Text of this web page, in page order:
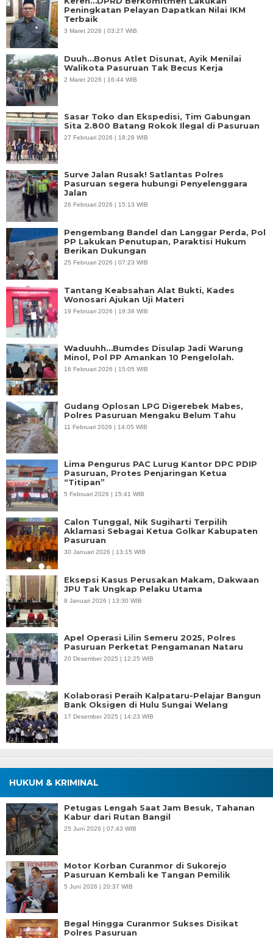
Peningkatan Pelayan Dapatkan Nilai IKM
Terbaik
3 Maret 2026 | 03:27 WIB
Duuh…Bonus Atlet Disunat, Ayik Menilai
Walikota Pasuruan Tak Becus Kerja
2 Maret 2026 | 16:44 WIB
Sasar Toko dan Ekspedisi, Tim Gabungan
Sita 2.800 Batang Rokok Ilegal di Pasuruan
27 Februari 2026 | 18:28 WIB
Surve Jalan Rusak! Satlantas Polres
Pasuruan segera hubungi Penyelenggara
Jalan
26 Februari 2026 | 15:13 WIB
Pengembang Bandel dan Langgar Perda, Pol
PP Lakukan Penutupan, Paraktisi Hukum
Berikan Dukungan
25 Februari 2026 | 07:23 WIB
Tantang Keabsahan Alat Bukti, Kades
Wonosari Ajukan Uji Materi
19 Februari 2026 | 19:38 WIB
Waduuhh…Bumdes Disulap Jadi Warung
Minol, Pol PP Amankan 10 Pengelolah.
16 Februari 2026 | 15:05 WIB
Gudang Oplosan LPG Digerebek Mabes,
Polres Pasuruan Mengaku Belum Tahu
11 Februari 2026 | 14:05 WIB
Lima Pengurus PAC Lurug Kantor DPC PDIP
Pasuruan, Protes Penjaringan Ketua
“Titipan”
5 Februari 2026 | 15:41 WIB
Calon Tunggal, Nik Sugiharti Terpilih
Aklamasi Sebagai Ketua Golkar Kabupaten
Pasuruan
30 Januari 2026 | 13:15 WIB
Eksepsi Kasus Perusakan Makam, Dakwaan
JPU Tak Ungkap Pelaku Utama
8 Januari 2026 | 13:30 WIB
Apel Operasi Lilin Semeru 2025, Polres
Pasuruan Perketat Pengamanan Nataru
20 Desember 2025 | 12:25 WIB
Kolaborasi Peraih Kalpataru-Pelajar Bangun
Bank Oksigen di Hulu Sungai Welang
17 Desember 2025 | 14:23 WIB
HUKUM & KRIMINAL
Petugas Lengah Saat Jam Besuk, Tahanan
Kabur dari Rutan Bangil
25 Juni 2026 | 07:43 WIB
Motor Korban Curanmor di Sukorejo
Pasuruan Kembali ke Tangan Pemilik
5 Juni 2026 | 20:37 WIB
Begal Hingga Curanmor Sukses Disikat
Polres Pasuruan